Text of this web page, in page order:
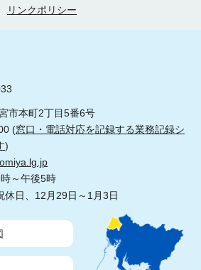
リンクポリシー
市本町2丁目5番6号
(窓口・電話対応を記録する業務記録シ
)
～午後5時
休日、12月29日～1月3日